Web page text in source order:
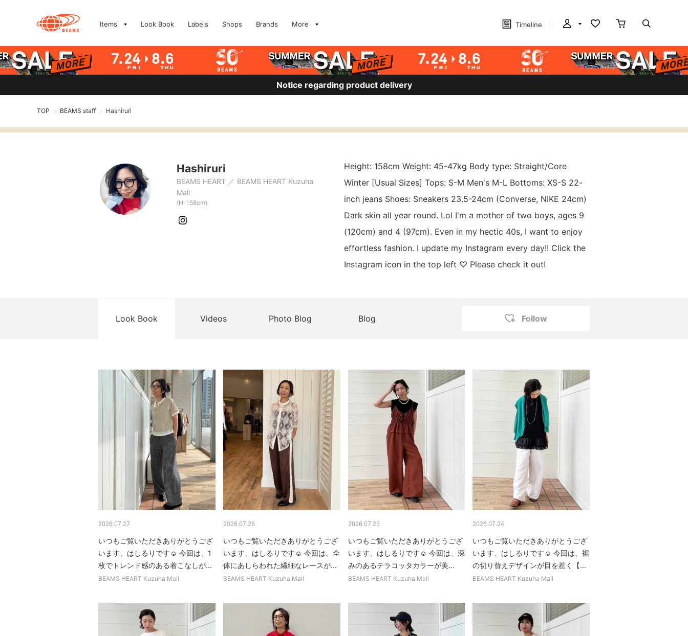
Items Look Book Labels Shops Brands More Timeline
Notice regarding product delivery
TOP > BEAMS staff > Hashiruri
Hashiruri
BEAMS HEART
BEAMS HEART Kuzuha
Mall
(H: 158cm)
Height: 158cm Weight: 45-47kg Body type: Straight/Core
Winter [Usual Sizes] Tops: S-M Men's M-L Bottoms: XS-S 22-
inch jeans Shoes: Sneakers 23.5-24cm (Converse, NIKE 24cm)
Dark skin all year round. Lol I'm a mother of two boys, ages 9
(120cm) and 4 (97cm). Even in my hectic 40s, I want to enjoy
effortless fashion. I update my Instagram every day!! Click the
Instagram icon in the top left ♡ Please check it out!
Look Book Videos Photo Blog Blog Follow
2026.07.27
いつもご覧いただきありがとうござ
います、はしるりです☺︎ 今回は、1
枚でトレンド感のある着こなしが...
BEAMS HEART Kuzuha Mall
2026.07.26
いつもご覧いただきありがとうござ
います、はしるりです☺︎ 今回は、全
体にあしらわれた繊細なレースが...
BEAMS HEART Kuzuha Mall
2026.07.25
いつもご覧いただきありがとうござ
います、はしるりです☺︎ 今回は、深
みのあるテラコッタカラーが美...
BEAMS HEART Kuzuha Mall
2026.07.24
いつもご覧いただきありがとうござ
います、はしるりです☺︎ 今回は、裾
の切り替えデザインが目を惹く【...
BEAMS HEART Kuzuha Mall